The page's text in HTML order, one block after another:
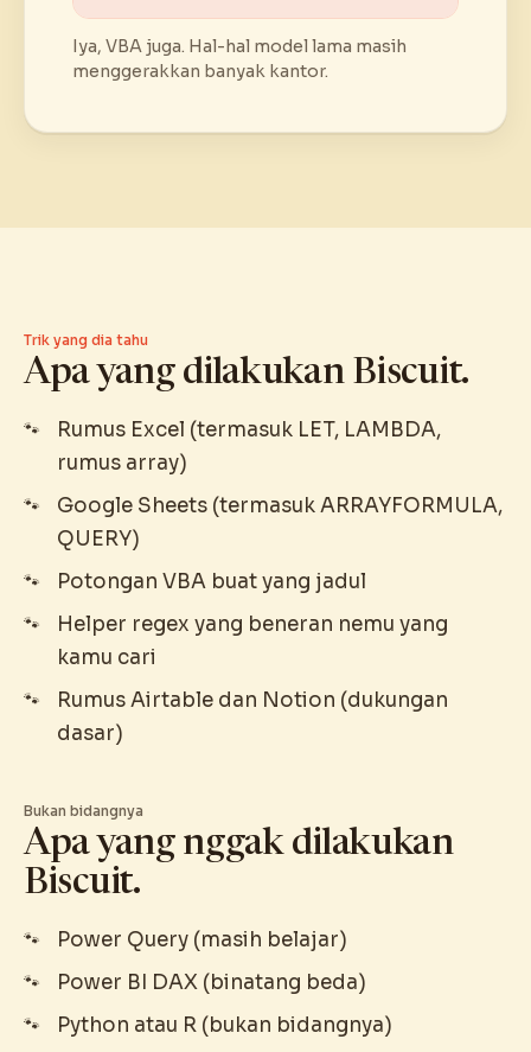
Iya, VBA juga. Hal-hal model lama masih
menggerakkan banyak kantor.
Trik yang dia tahu
Apa yang dilakukan Biscuit.
Rumus Excel (termasuk LET, LAMBDA,
rumus array)
Google Sheets (termasuk ARRAYFORMULA,
QUERY)
Potongan VBA buat yang jadul
Helper regex yang beneran nemu yang
kamu cari
Rumus Airtable dan Notion (dukungan
dasar)
Bukan bidangnya
Apa yang nggak dilakukan
Biscuit.
Power Query (masih belajar)
Power BI DAX (binatang beda)
Python atau R (bukan bidangnya)